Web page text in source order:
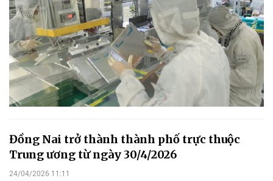
Đồng Nai trở thành thành phố trực thuộc
Trung ương từ ngày 30/4/2026
24/04/2026 11:11